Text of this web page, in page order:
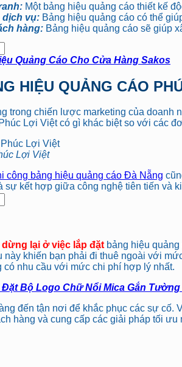
Một bảng hiệu quảng cáo thiết kế
dịch vụ: Bảng hiệu quảng cáo có thể
hàng: Bảng hiệu quảng cáo sẽ giúp
Quảng Cáo Cho Cửa Hàng Sakos
HIỆU QUẢNG CÁO
trong chiến lược marketing của
Lợi Việt có gì khác biệt so với các
Lợi Việt
công bảng hiệu quảng cáo Đà Nẵng
kết hợp giữa công nghệ tiên tiến và
dừng lại ở việc lắp đặt bảng hiệu
này khiến bạn phải đi thuê ngoài với
nhu cầu với mức chi phí hợp lý nhất.
Bộ Logo Chữ Nổi Mica Gắn
đến tận nơi để khắc phục các sự
hàng và cung cấp các giải pháp tối ưu